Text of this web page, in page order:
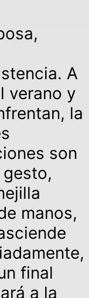
A
verano y
la
son
manos,
final
a la